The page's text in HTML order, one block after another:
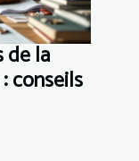
de la
conseils